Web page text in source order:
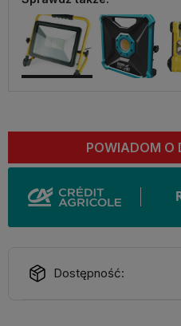
POWIADOM O
Dostępność: